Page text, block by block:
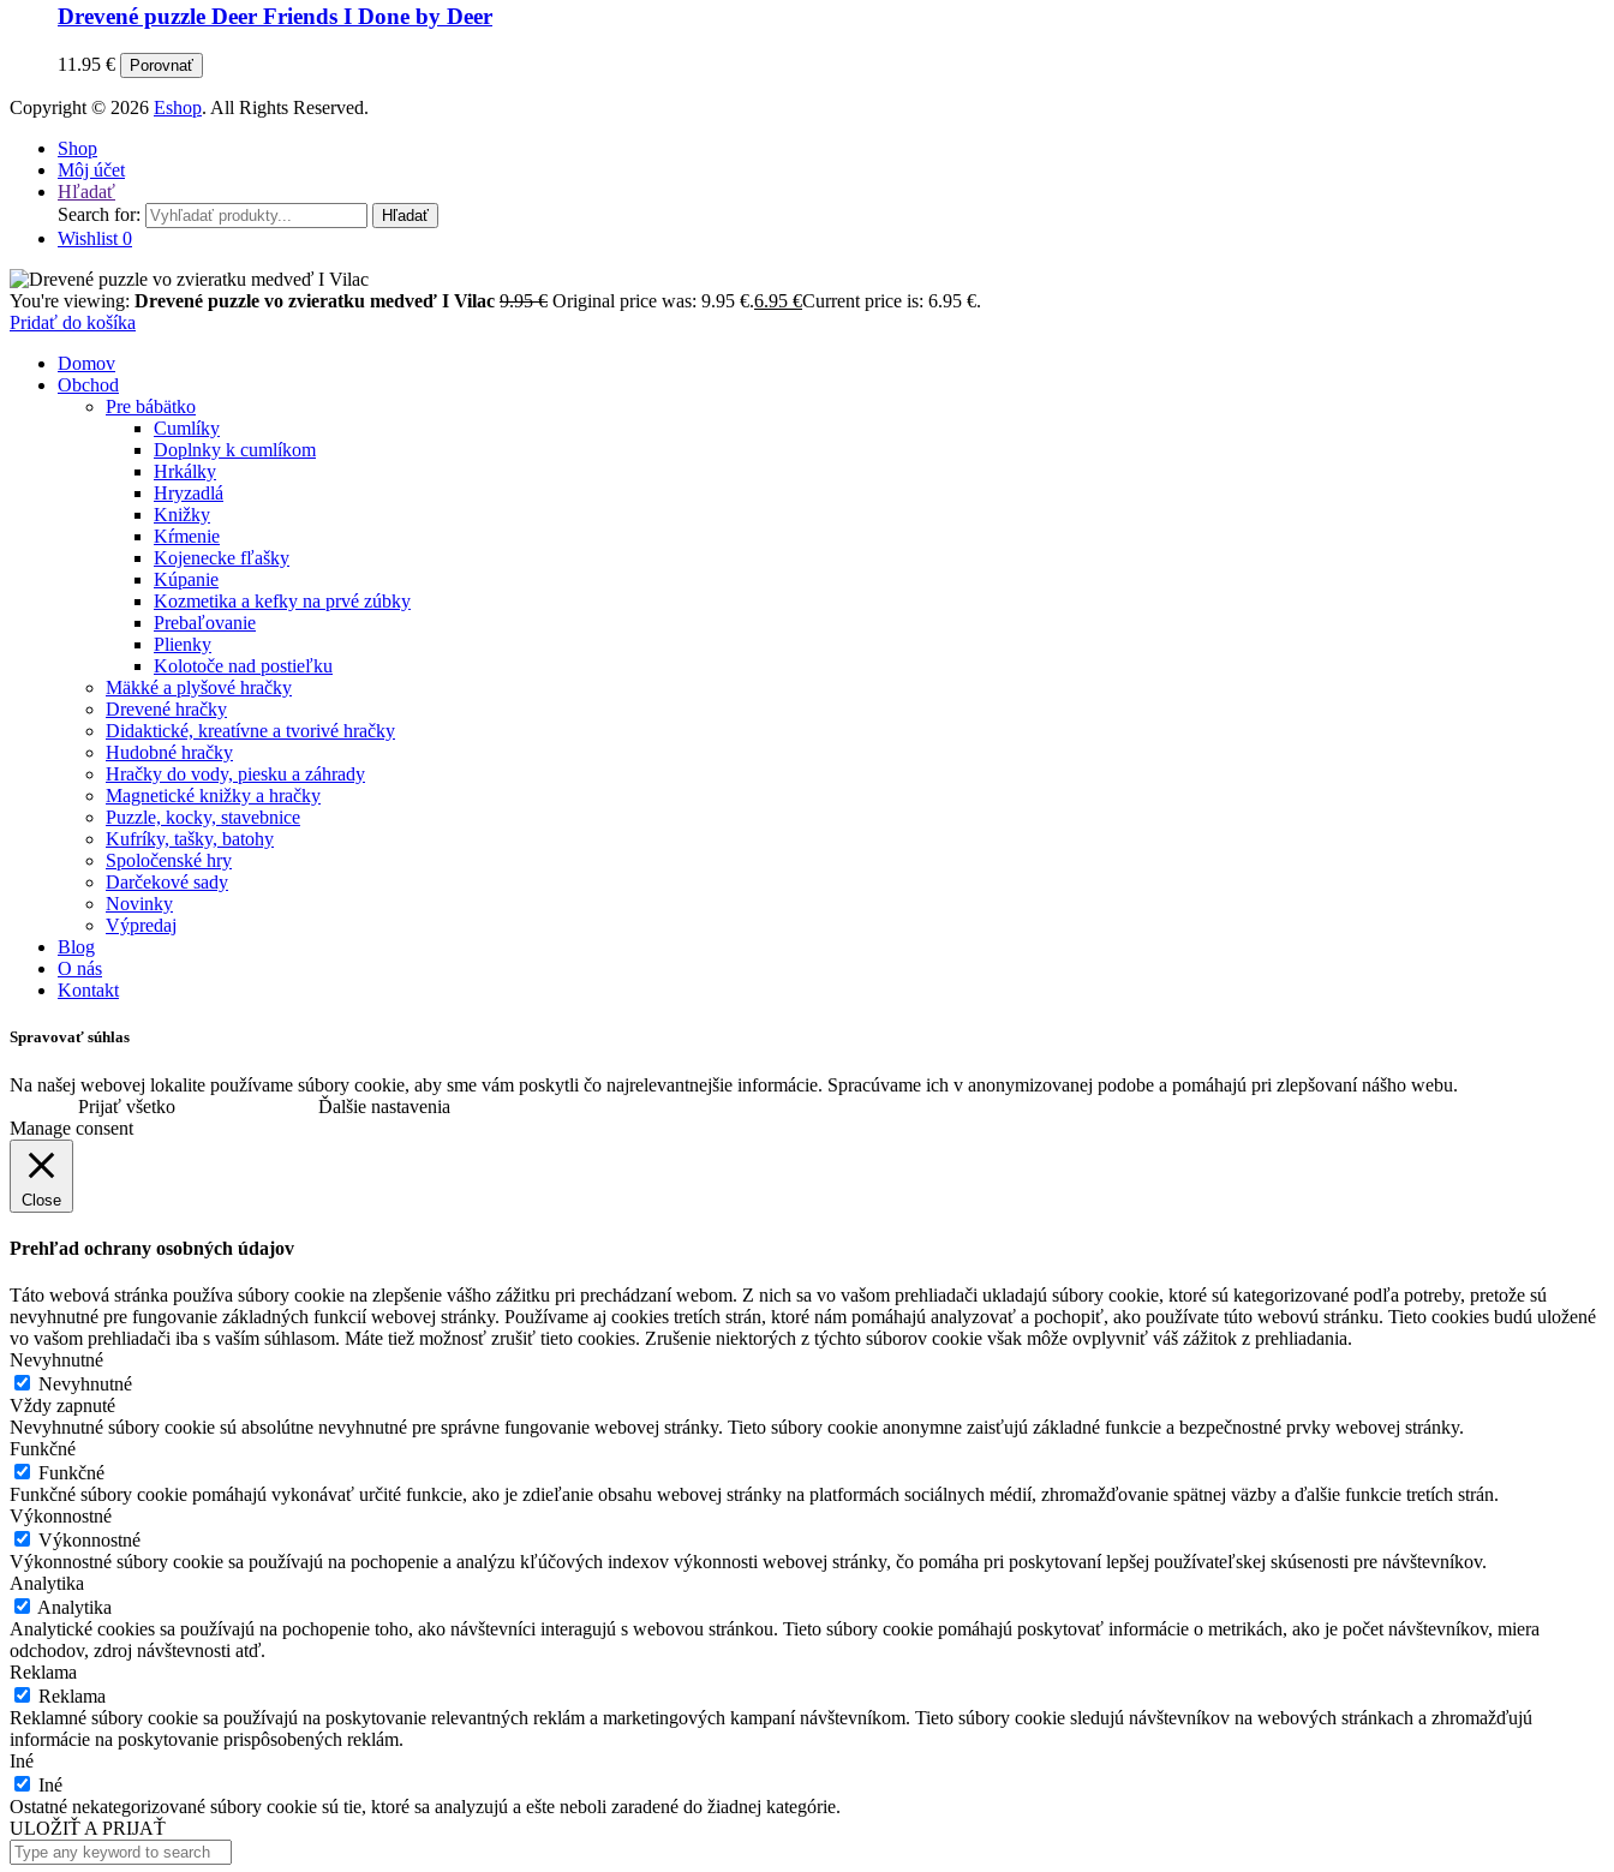
Drevené puzzle Deer Friends I Done by Deer
11.95 € Porovnať
Copyright © 2026 Eshop. All Rights Reserved.
Shop
Môj účet
Hľadať
Search for:
Hľadať
Wishlist 0
You're viewing: Drevené puzzle vo zvieratku medveď I Vilac 9.95€ Original price was: 9.95 €.6.95 €Current price is: 6.95 €.
Pridať do košíka
Domov
Obchod
Pre bábätko
Cumlíky
Doplnky k cumlíkom
Hrkálky
Hryzadlá
Knižky
Kŕmenie
Kojenecke fľašky
Kúpanie
Kozmetika a kefky na prvé zúbky
Prebaľovanie
Plienky
Kolotoče nad postieľku
Mäkké a plyšové hračky
Drevené hračky
Didaktické, kreatívne a tvorivé hračky
Hudobné hračky
Hračky do vody, piesku a záhrady
Magnetické knižky a hračky
Puzzle, kocky, stavebnice
Kufríky, tašky, batohy
Spoločenské hry
Darčekové sady
Novinky
Výpredaj
Blog
O nás
Kontakt
Spravovať súhlas
Na našej webovej lokalite používame súbory cookie, aby sme vám poskytli čo najrelevantnejšie informácie. Spracúvame ich v anonymizovanej podobe a pomáhajú pri zlepšovaní nášho webu.
Prijať všetko
Ďalšie nastavenia
Manage consent
Close
Prehľad ochrany osobných údajov
Táto webová stránka používa súbory cookie na zlepšenie vášho zážitku pri prechádzaní webom. Z nich sa vo vašom prehliadači ukladajú súbory cookie, ktoré sú kategorizované podľa potreby, pretože sú
nevyhnutné pre fungovanie základných funkcií webovej stránky. Používame aj cookies tretích strán, ktoré nám pomáhajú analyzovať a pochopiť, ako používate túto webovú stránku. Tieto cookies budú uložené
vo vašom prehliadači iba s vaším súhlasom. Máte tiež možnosť zrušiť tieto cookies. Zrušenie niektorých z týchto súborov cookie však môže ovplyvniť váš zážitok z prehliadania.
Nevyhnutné
Nevyhnutné
Vždy zapnuté
Nevyhnutné súbory cookie sú absolútne nevyhnutné pre správne fungovanie webovej stránky. Tieto súbory cookie anonymne zaisťujú základné funkcie a bezpečnostné prvky webovej stránky.
Funkčné
Funkčné
Funkčné súbory cookie pomáhajú vykonávať určité funkcie, ako je zdieľanie obsahu webovej stránky na platformách sociálnych médií, zhromažďovanie spätnej väzby a ďalšie funkcie tretích strán.
Výkonnostné
Výkonnostné
Výkonnostné súbory cookie sa používajú na pochopenie a analýzu kľúčových indexov výkonnosti webovej stránky, čo pomáha pri poskytovaní lepšej používateľskej skúsenosti pre návštevníkov.
Analytika
Analytika
Analytické cookies sa používajú na pochopenie toho, ako návštevníci interagujú s webovou stránkou. Tieto súbory cookie pomáhajú poskytovať informácie o metrikách, ako je počet návštevníkov, miera
odchodov, zdroj návštevnosti atď.
Reklama
Reklama
Reklamné súbory cookie sa používajú na poskytovanie relevantných reklám a marketingových kampaní návštevníkom. Tieto súbory cookie sledujú návštevníkov na webových stránkach a zhromažďujú
informácie na poskytovanie prispôsobených reklám.
Iné
Iné
Ostatné nekategorizované súbory cookie sú tie, ktoré sa analyzujú a ešte neboli zaradené do žiadnej kategórie.
ULOŽIŤ A PRIJAŤ